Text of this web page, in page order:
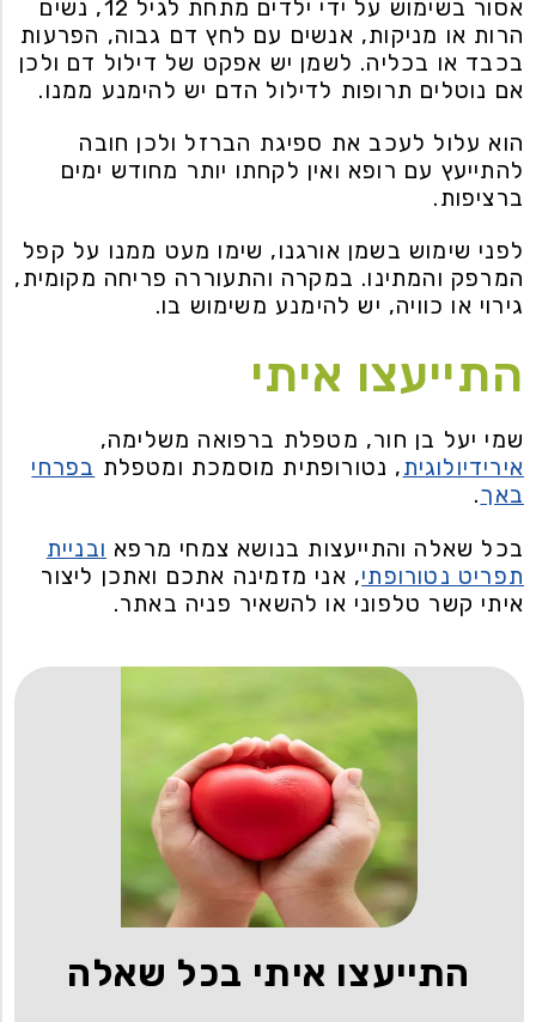
אסור בשימוש על ידי ילדים מתחת לגיל 12, נשים
הרות או מניקות, אנשים עם לחץ דם גבוה, הפרעות
בכבד או בכליה. לשמן יש אפקט של דילול דם ולכן
אם נוטלים תרופות לדילול הדם יש להימנע ממנו.
הוא עלול לעכב את ספיגת הברזל ולכן חובה
להתייעץ עם רופא ואין לקחתו יותר מחודש ימים
ברציפות.
לפני שימוש בשמן אורגנו, שימו מעט ממנו על קפל
המרפק והמתינו. במקרה והתעוררה פריחה מקומית,
גירוי או כוויה, יש להימנע משימוש בו.
התייעצו איתי
שמי יעל בן חור, מטפלת ברפואה משלימה,
אירידיולוגית, נטורופתית מוסמכת ומטפלת בפרחי
באך.
בכל שאלה והתייעצות בנושא צמחי מרפא ובניית
תפריט נטורופתי, אני מזמינה אתכם ואתכן ליצור
איתי קשר טלפוני או להשאיר פניה באתר.
התייעצו איתי בכל שאלה